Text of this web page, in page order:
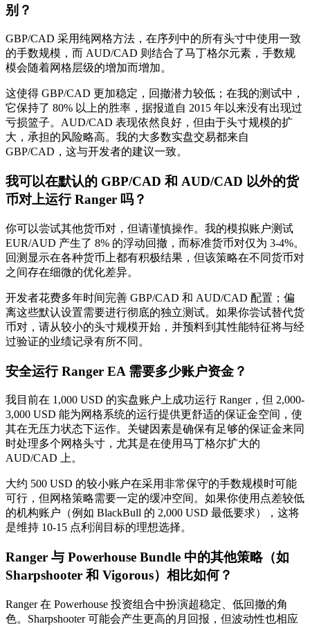
别？
GBP/CAD 采用纯网格方法，在序列中的所有头寸中使用一致
的手数规模，而 AUD/CAD 则结合了马丁格尔元素，手数规
模会随着网格层级的增加而增加。
这使得 GBP/CAD 更加稳定，回撤潜力较低；在我的测试中，
它保持了 80% 以上的胜率，据报道自 2015 年以来没有出现过
亏损篮子。AUD/CAD 表现依然良好，但由于头寸规模的扩
大，承担的风险略高。我的大多数实盘交易都来自
GBP/CAD，这与开发者的建议一致。
我可以在默认的 GBP/CAD 和 AUD/CAD 以外的货
币对上运行 Ranger 吗？
你可以尝试其他货币对，但请谨慎操作。我的模拟账户测试
EUR/AUD 产生了 8% 的浮动回撤，而标准货币对仅为 3-4%。
回测显示在各种货币上都有积极结果，但该策略在不同货币对
之间存在细微的优化差异。
开发者花费多年时间完善 GBP/CAD 和 AUD/CAD 配置；偏
离这些默认设置需要进行彻底的独立测试。如果你尝试替代货
币对，请从较小的头寸规模开始，并预料到其性能特征将与经
过验证的业绩记录有所不同。
安全运行 Ranger EA 需要多少账户资金？
我目前在 1,000 USD 的实盘账户上成功运行 Ranger，但 2,000-
3,000 USD 能为网格系统的运行提供更舒适的保证金空间，使
其在无压力状态下运作。关键因素是确保有足够的保证金来同
时处理多个网格头寸，尤其是在使用马丁格尔扩大的
AUD/CAD 上。
大约 500 USD 的较小账户在采用非常保守的手数规模时可能
可行，但网格策略需要一定的缓冲空间。如果你使用点差较低
的机构账户（例如 BlackBull 的 2,000 USD 最低要求），这将
是维持 10-15 点利润目标的理想选择。
Ranger 与 Powerhouse Bundle 中的其他策略（如
Sharpshooter 和 Vigorous）相比如何？
Ranger 在 Powerhouse 投资组合中扮演超稳定、低回撤的角
色。Sharpshooter 可能会产生更高的月回报，但波动性也相应